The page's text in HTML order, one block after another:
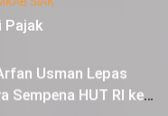
Pajak
Sempena HUT RI ke-